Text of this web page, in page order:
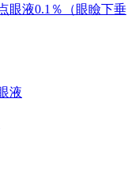
眼液0.1％（眼瞼下垂
液